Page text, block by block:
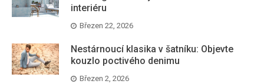
interiéru
Březen 22, 2026
Nestárnoucí klasika v šatníku: Objevte
kouzlo poctivého denimu
Březen 2, 2026